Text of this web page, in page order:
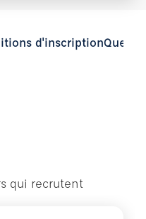
d'inscription
qui recrutent